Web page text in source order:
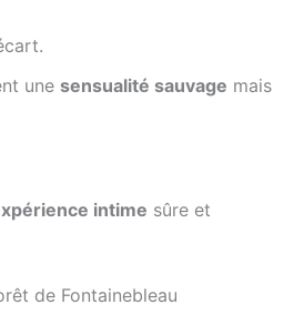
une sensualité sauvage mais
intime sûre et
de Fontainebleau